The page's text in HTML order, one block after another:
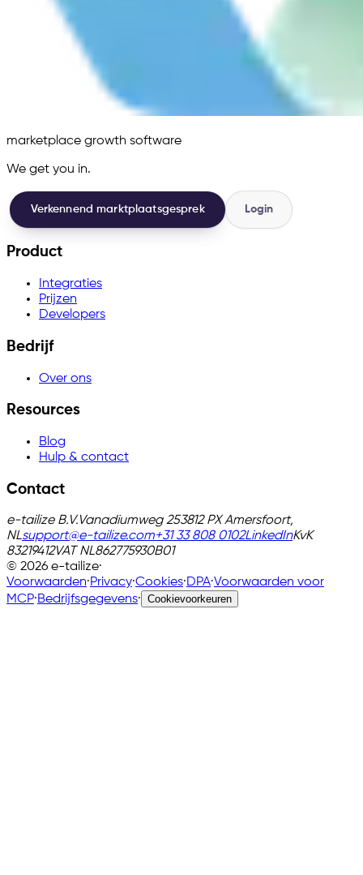
marketplace growth software
We get you in.
Verkennend marktplaatsgesprek Login
Product
Integraties
Prijzen
Developers
Bedrijf
Over ons
Resources
Blog
Hulp & contact
Contact
e-tailize B.V.Vanadiumweg 253812 PX Amersfoort,
NLsupport@e-tailize.com+31 33 808 0102LinkedInKvK
83219412VAT NL862775930B01
© 2026 e-tailize·
Voorwaarden·Privacy·Cookies·DPA·Voorwaarden voor
MCP·Bedrijfsgegevens· Cookievoorkeuren